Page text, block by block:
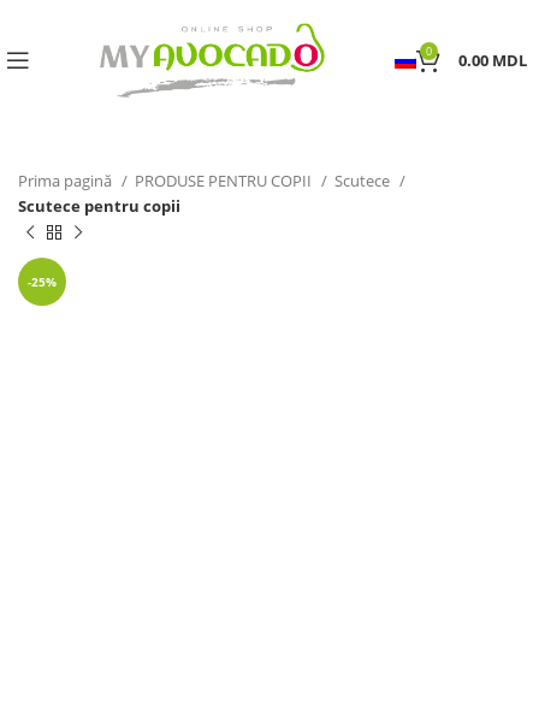
0 0.00 MDL
Prima pagină PRODUSE PENTRU COPII
Scutece
Scutece pentru copii
-25%